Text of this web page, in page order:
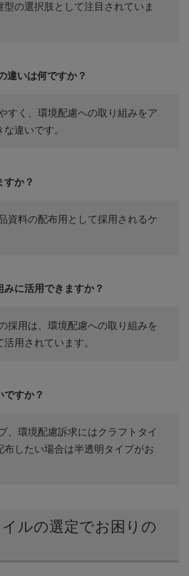
の選択肢として注目されていま
違いは何ですか？
すく、環境配慮への取り組みをア
違いです。
すか？
資料の配布用として採用されるケ
に活用できますか？
採用は、環境配慮への取り組みを
用されています。
ですか？
、環境配慮訴求にはクラフトタイ
布したい場合は半透明タイプがお
ルの選定でお困りの